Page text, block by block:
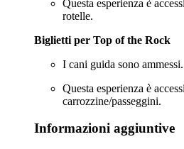
Questa esperienza è
rotelle.
Biglietti per Top of the Rock
I cani guida sono ammessi.
Questa esperienza è
carrozzine/passeggini.
Informazioni aggiuntive